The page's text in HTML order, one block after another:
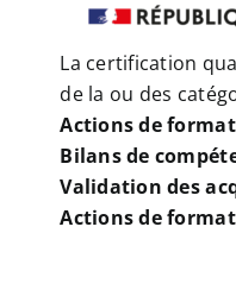
La certification
de la ou des
Actions de
Bilans de
Validation des
Actions de